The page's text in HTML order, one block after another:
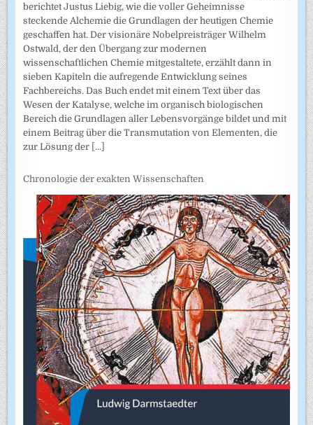
berichtet Justus Liebig, wie die voller Geheimnisse
steckende Alchemie die Grundlagen der heutigen Chemie
geschaffen hat. Der visionäre Nobelpreisträger Wilhelm
Ostwald, der den Übergang zur modernen
wissenschaftlichen Chemie mitgestaltete, erzählt dann in
sieben Kapiteln die aufregende Entwicklung seines
Fachbereichs. Das Buch endet mit einem Text über das
Wesen der Katalyse, welche im organisch biologischen
Bereich die Grundlagen aller Lebensvorgänge bildet und mit
einem Beitrag über die Transmutation von Elementen, die
zur Lösung der [...]
Chronologie der exakten Wissenschaften